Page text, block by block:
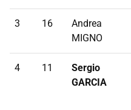
3 16
Andrea
MIGNO
4 11
Sergio
GARCIA